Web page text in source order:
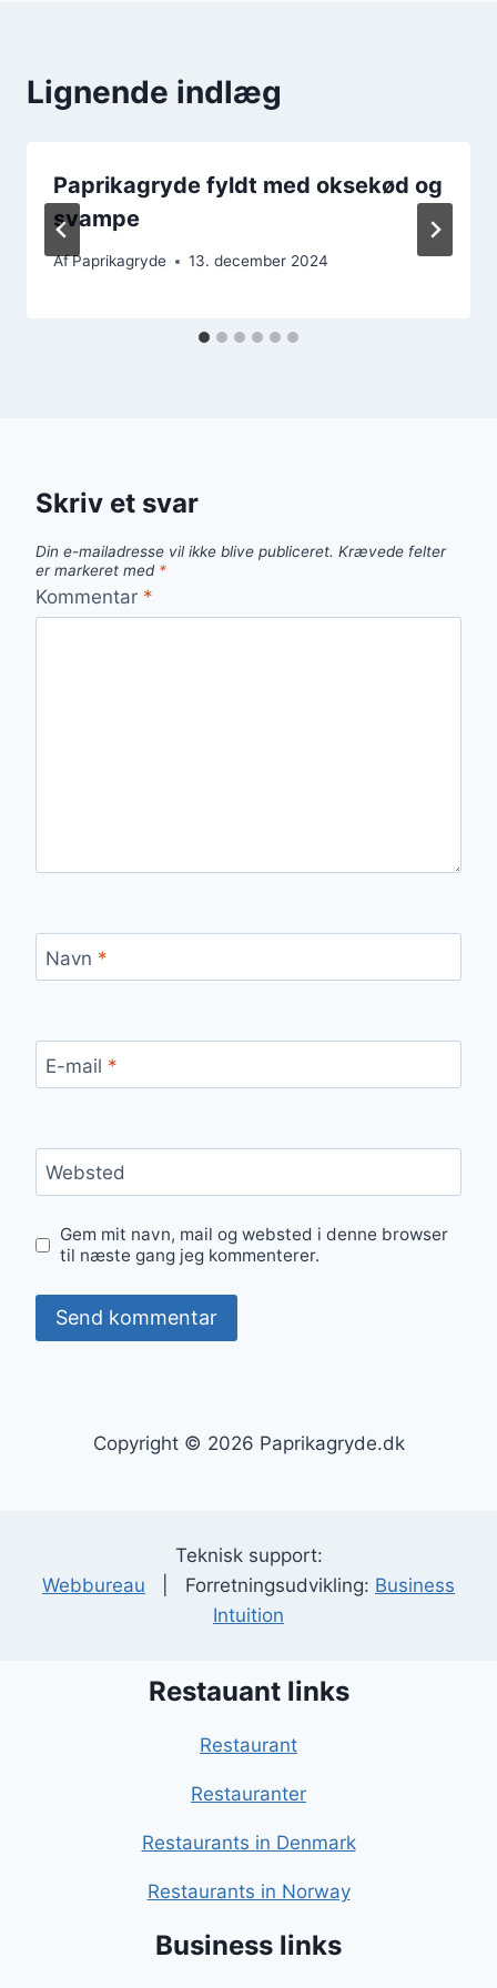
Lignende indlæg
Paprikagryde fyldt med oksekød og
svampe
AfPaprikagryde 13. december 2024
Skriv et svar
Din e-mailadresse vil ikke blive publiceret. Krævede felter
er markeret med *
Kommentar *
Navn *
E-mail *
Websted
Gem mit navn, mail og websted i denne browser
til næste gang jeg kommenterer.
Copyright © 2026 Paprikagryde.dk
Teknisk support:
Webbureau | Forretningsudvikling: Business
Intuition
Restauant links
Restaurant
Restauranter
Restaurants in Denmark
Restaurants in Norway
Business links